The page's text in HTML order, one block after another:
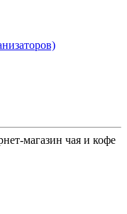
магазин чая и кофе